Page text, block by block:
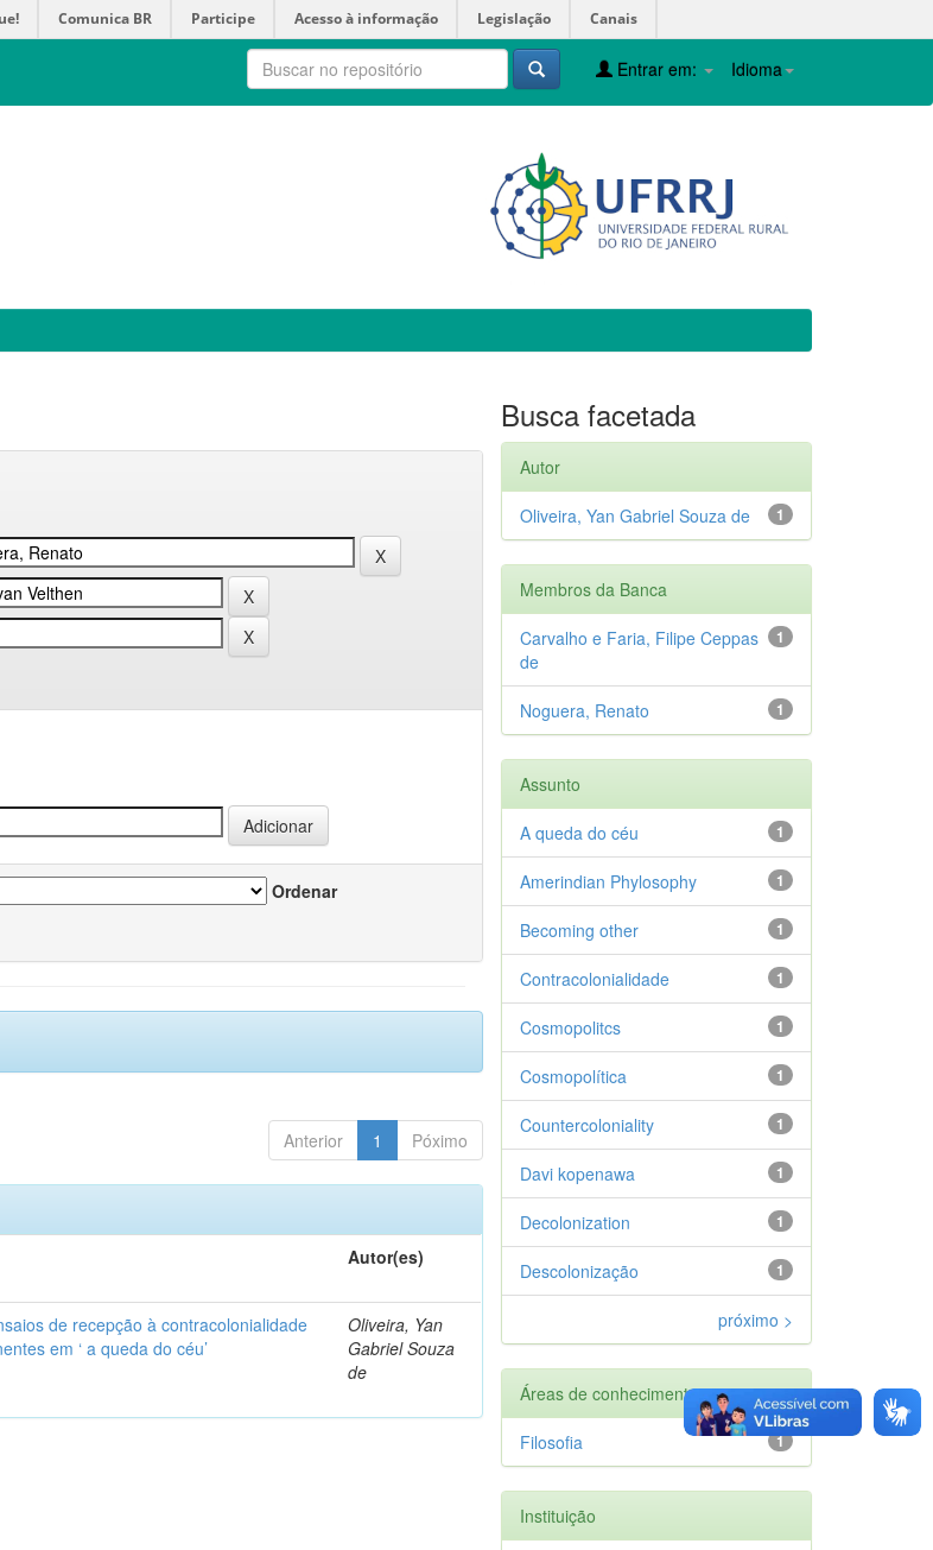
Comunica BR Participe Acesso à informação Legislação Canais
Idioma
Entrar em:
Ordenar
Anterior 1 Póximo
Autor(es)
de recepção à contracolonialidade
em ‘ a queda do céu’
Oliveira, Yan
Gabriel Souza
de
Busca facetada
Autor
1
Oliveira, Yan Gabriel Souza de
Membros da Banca
1
Carvalho e Faria, Filipe Ceppas
de
1
Noguera, Renato
Assunto
1
A queda do céu
1
Amerindian Phylosophy
1
Becoming other
1
Contracolonialidade
1
Cosmopolitcs
1
Cosmopolítica
1
Countercoloniality
1
Davi kopenawa
1
Decolonization
1
Descolonização
próximo >
Áreas de conhecimento
1
Filosofia
Instituição